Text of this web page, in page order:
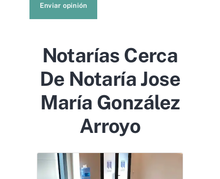
Enviar opinión
Notarías Cerca
De Notaría Jose
María González
Arroyo